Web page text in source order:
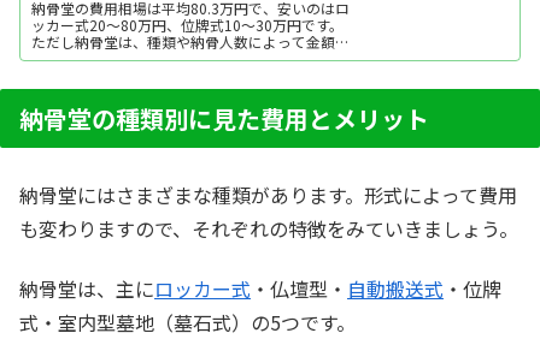
納骨堂の費用相場は平均80.3万円で、安いのはロ
ッカー式20～80万円、位牌式10～30万円です。
ただし納骨堂は、種類や納骨人数によって金額幅
が広め。ここでは、納骨堂の費用相場を種類別・
納骨堂の種類別に見た費用とメリット
納骨堂にはさまざまな種類があります。形式によって費用
も変わりますので、それぞれの特徴をみていきましょう。
納骨堂は、主にロッカー式 ・仏壇型・ 自動搬送式 ・位牌
式・室内型墓地（墓石式）の5つです。